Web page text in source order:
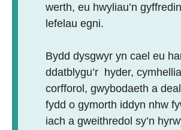
werth, eu hwyliau’n
lefelau egni.
Bydd dysgwyr yn cael eu
ddatblygu’r hyder,
corfforol, gwybodaeth a
fydd o gymorth iddyn nhw
iach a gweithredol sy’n